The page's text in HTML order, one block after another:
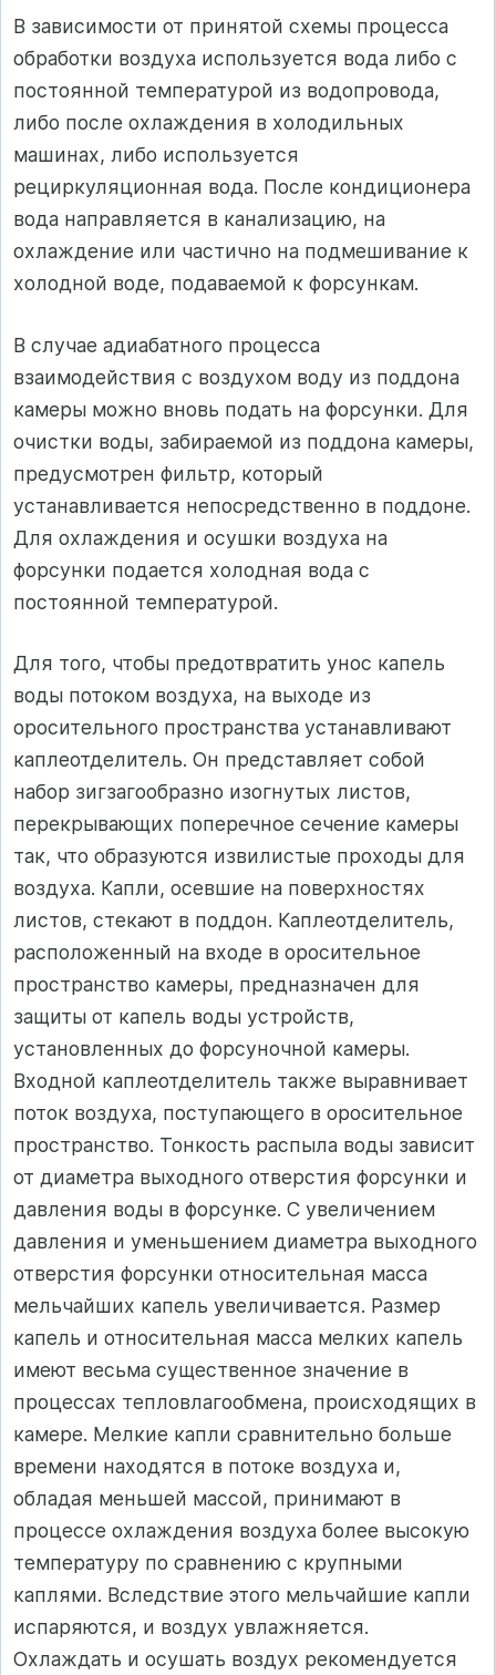
В зависимости от принятой схемы процесса
обработки воздуха используется вода либо с
постоянной температурой из водопровода,
либо после охлаждения в холодильных
машинах, либо используется
рециркуляционная вода. После кондиционера
вода направляется в канализацию, на
охлаждение или частично на подмешивание к
холодной воде, подаваемой к форсункам.
В случае адиабатного процесса
взаимодействия с воздухом воду из поддона
камеры можно вновь подать на форсунки. Для
очистки воды, забираемой из поддона камеры,
предусмотрен фильтр, который
устанавливается непосредственно в поддоне.
Для охлаждения и осушки воздуха на
форсунки подается холодная вода с
постоянной температурой.
Для того, чтобы предотвратить унос капель
воды потоком воздуха, на выходе из
оросительного пространства устанавливают
каплеотделитель. Он представляет собой
набор зигзагообразно изогнутых листов,
перекрывающих поперечное сечение камеры
так, что образуются извилистые проходы для
воздуха. Капли, осевшие на поверхностях
листов, стекают в поддон. Каплеотделитель,
расположенный на входе в оросительное
пространство камеры, предназначен для
защиты от капель воды устройств,
установленных до форсуночной камеры.
Входной каплеотделитель также выравнивает
поток воздуха, поступающего в оросительное
пространство. Тонкость распыла воды зависит
от диаметра выходного отверстия форсунки и
давления воды в форсунке. С увеличением
давления и уменьшением диаметра выходного
отверстия форсунки относительная масса
мельчайших капель увеличивается. Размер
капель и относительная масса мелких капель
имеют весьма существенное значение в
процессах тепловлагообмена, происходящих в
камере. Мелкие капли сравнительно больше
времени находятся в потоке воздуха и,
обладая меньшей массой, принимают в
процессе охлаждения воздуха более высокую
температуру по сравнению с крупными
каплями. Вследствие этого мельчайшие капли
испаряются, и воздух увлажняется.
Охлаждать и осушать воздух рекомендуется